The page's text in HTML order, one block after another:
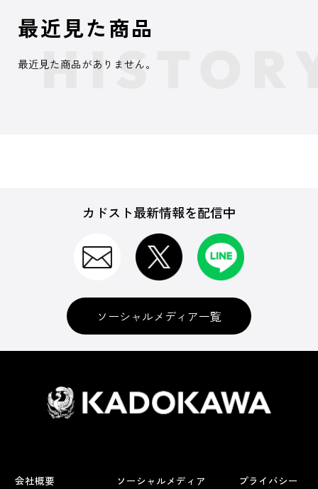
最近見た商品
最近見た商品がありません。
カドスト最新情報を配信中
ソーシャルメディア一覧
会社概要 ソーシャルメディア
プライバシー